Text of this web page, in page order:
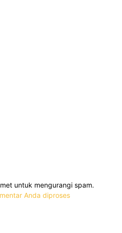
untuk mengurangi spam.
Anda diproses